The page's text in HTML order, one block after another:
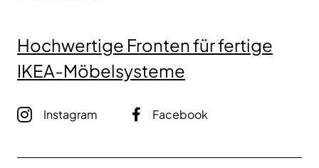
Hochwertige Fronten für fertige
IKEA-Möbelsysteme
Instagram Facebook